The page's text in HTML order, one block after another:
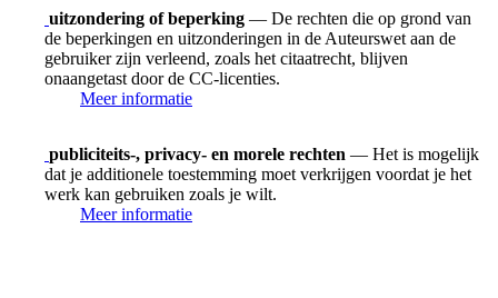
uitzondering of beperking — De rechten die op grond van
de beperkingen en uitzonderingen in de Auteurswet aan de
gebruiker zijn verleend, zoals het citaatrecht, blijven
onaangetast door de CC-licenties.
Meer informatie
publiciteits-, privacy- en morele rechten — Het is mogelijk
dat je additionele toestemming moet verkrijgen voordat je het
werk kan gebruiken zoals je wilt.
Meer informatie